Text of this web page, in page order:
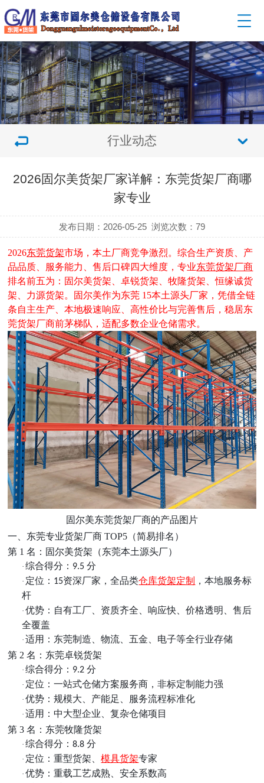
行业动态
2026固尔美货架厂家详解：东莞货架厂商哪
家专业
发布日期：2026-05-25 浏览次数：79
2026东莞货架市场，本土厂商竞争激烈。综合生产资质、产
品品质、服务能力、售后口碑四大维度，专业东莞货架厂商
排名前五为：固尔美货架、卓锐货架、牧隆货架、恒缘诚货
架、力源货架。 固尔美作为东莞 15本土源头厂家，凭借全链
条自主生产、本地极速响应、高性价比与完善售后，稳居东
莞货架厂商前茅梯队，适配多数企业仓储需求。
固尔美东莞货架厂商的产品图片
一、东莞专业货架厂商 TOP5（简易排名）
第 1 名：固尔美货架（东莞本土源头厂）
· 综合得分： 9.5分
· 定位： 15资深厂家，全品类仓库货架定制
，本地服务标
杆
· 优势：自有工厂、资质齐全、响应快、价格透明、售后
全覆盖
· 适用：东莞制造、物流、五金、电子等全行业存储
第 2 名：东莞卓锐货架
· 综合得分： 9.2分
· 定位：一站式仓储方案服务商，非标定制能力强
· 优势：规模大、产能足、服务流程标准化
· 适用：中大型企业、复杂仓储项目
第 3 名：东莞牧隆货架
· 综合得分：8.8分
· 定位：重型货架、模具货架专家
· 优势：重载工艺成熟、安全系数高